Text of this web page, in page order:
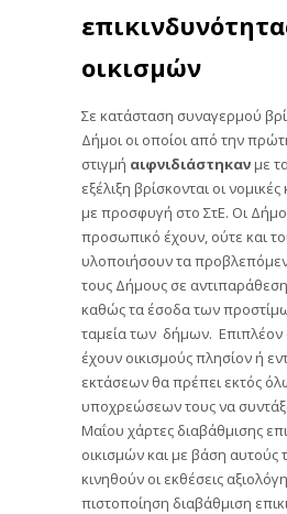
οικισμών
Σε κατάσταση συναγερμού
Δήμοι οι οποίοι από την
στιγμή αιφνιδιάστηκανμε
εξέλιξη βρίσκονται οι
με προσφυγή στο ΣτΕ. Οι
προσωπικό έχουν, ούτε και
υλοποιήσουν τα
τους Δήμους σε
καθώς τα έσοδα των
ταμεία των δήμων. Επιπλέον
έχουν οικισμούς πλησίον ή
εκτάσεων θα πρέπει εκτός
υποχρεώσεων τους να
Μαΐου χάρτες διαβάθμισης
οικισμών και με βάση αυτούς
κινηθούν οι εκθέσεις
πιστοποίηση διαβάθμιση